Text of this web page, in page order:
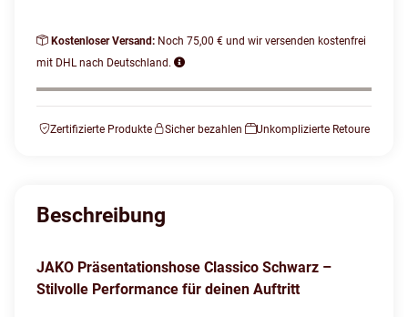
Kostenloser Versand: Noch 75,00 € und wir versenden kostenfrei
mit DHL nach Deutschland.
Zertifizierte Produkte Sicher bezahlen Unkomplizierte Retoure
Beschreibung
JAKO Präsentationshose Classico Schwarz –
Stilvolle Performance für deinen Auftritt